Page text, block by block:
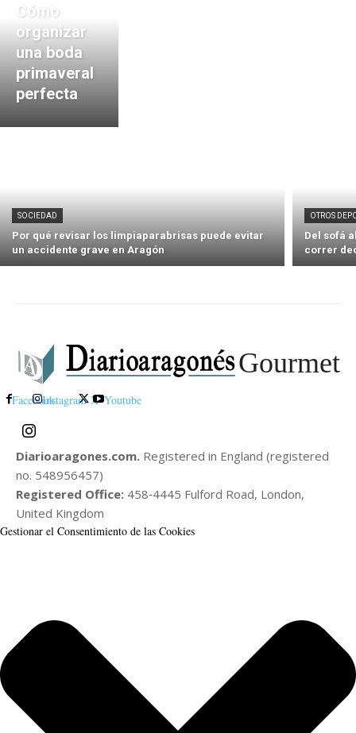
Cómo
organizar
una boda
primaveral
perfecta
SOCIEDAD
Por qué revisar los limpiaparabrisas puede evitar
un accidente grave en Aragón
OTROS
Del sofá
correr
Gourmet
FacebookInstagram X Youtube
Diarioaragones.com. Registered in England (registered
no. 548956457)
Registered Office: 458‑4445 Fulford Road, London,
United Kingdom
Gestionar el Consentimiento de las Cookies